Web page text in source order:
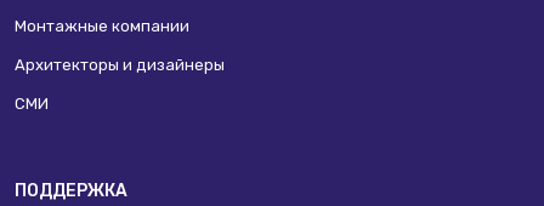
Монтажные компании
Архитекторы и дизайнеры
СМИ
ПОДДЕРЖКА